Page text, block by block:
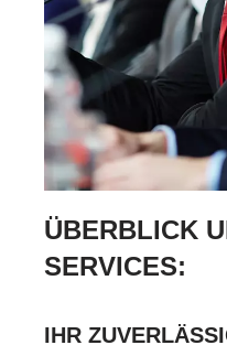
ÜBERBLICK
SERVICES:
IHR